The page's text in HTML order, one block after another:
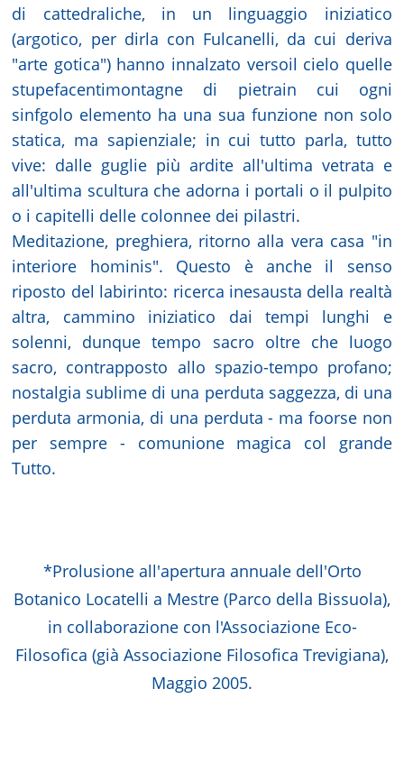
di cattedraliche, in un linguaggio iniziatico
(argotico, per dirla con Fulcanelli, da cui deriva
"arte gotica") hanno innalzato versoil cielo quelle
stupefacentimontagne di pietrain cui ogni
sinfgolo elemento ha una sua funzione non solo
statica, ma sapienziale; in cui tutto parla, tutto
vive: dalle guglie più ardite all'ultima vetrata e
all'ultima scultura che adorna i portali o il pulpito
o i capitelli delle colonnee dei pilastri.
Meditazione, preghiera, ritorno alla vera casa "in
interiore hominis". Questo è anche il senso
riposto del labirinto: ricerca inesausta della realtà
altra, cammino iniziatico dai tempi lunghi e
solenni, dunque tempo sacro oltre che luogo
sacro, contrapposto allo spazio-tempo profano;
nostalgia sublime di una perduta saggezza, di una
perduta armonia, di una perduta - ma foorse non
per sempre - comunione magica col grande
Tutto.
*Prolusione all'apertura annuale dell'Orto
Botanico Locatelli a Mestre (Parco della Bissuola),
in collaborazione con l'Associazione Eco-
Filosofica (già Associazione Filosofica Trevigiana),
Maggio 2005.